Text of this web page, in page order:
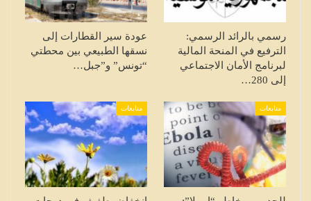
رسمي بالرائد الرسمي:
الترفيع في المنحة المالية
لبرنامج الأمان الاجتماعي
إلى 280…
عودة سير القطارات إلى
نسقها الطبيعي بين محطتي
“تونس” و”جبل…
متابعات متابعات